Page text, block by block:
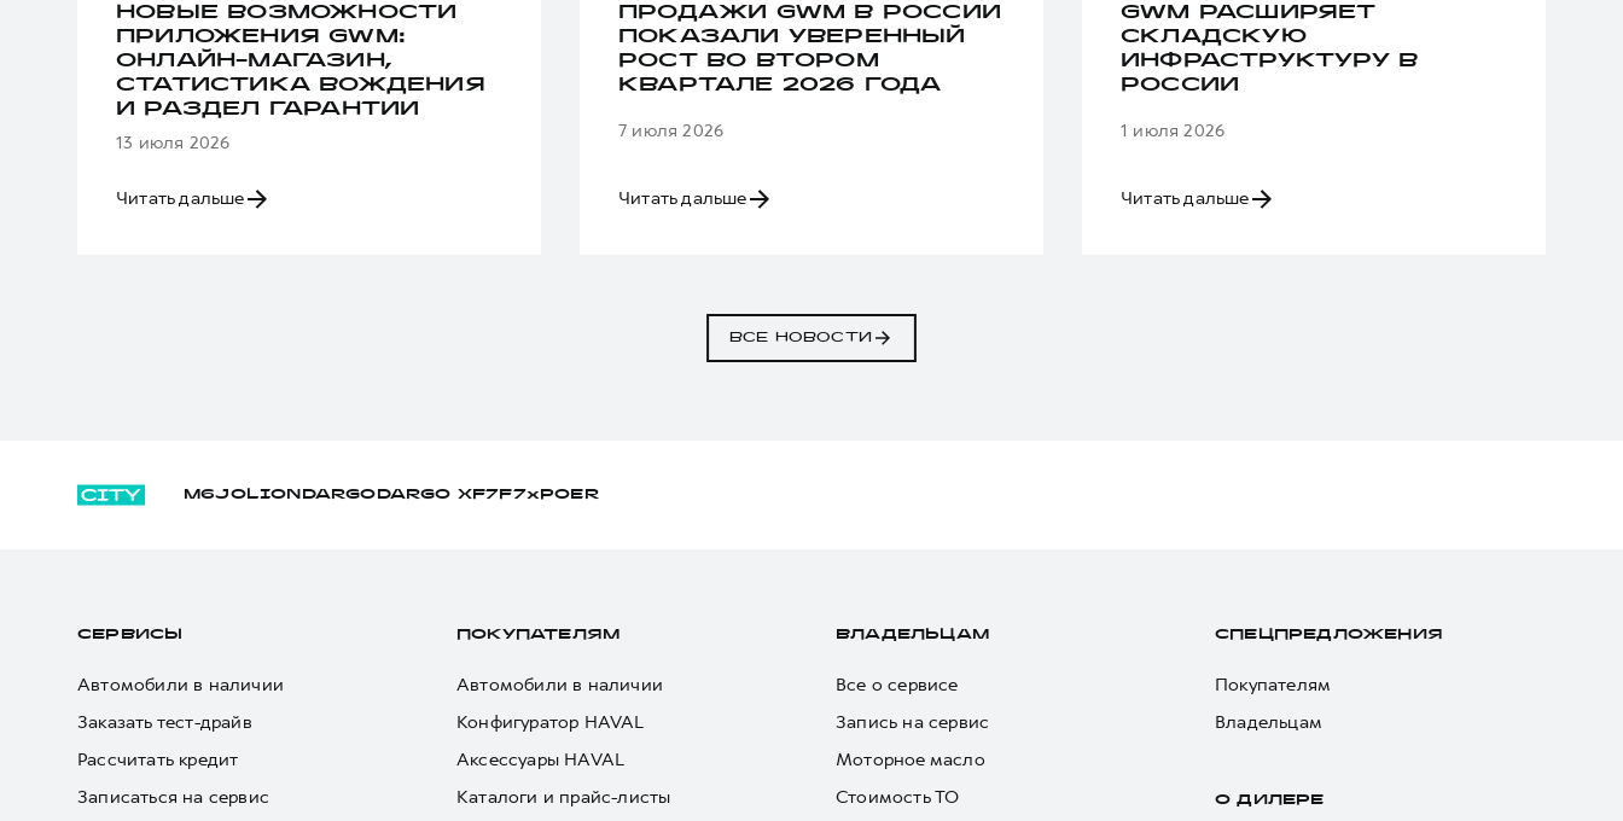
НОВЫЕ ВОЗМОЖНОСТИ
ПРИЛОЖЕНИЯ GWM:
ОНЛАЙН-МАГАЗИН,
СТАТИСТИКА ВОЖДЕНИЯ
И РАЗДЕЛ ГАРАНТИИ
13 июля 2026
Читать дальше
ПРОДАЖИ GWM В РОССИИ
ПОКАЗАЛИ УВЕРЕННЫЙ
РОСТ ВО ВТОРОМ
КВАРТАЛЕ 2026 ГОДА
7 июля 2026
Читать дальше
GWM РАСШИРЯЕТ
СКЛАДСКУЮ
ИНФРАСТРУКТУРУ В
РОССИИ
1 июля 2026
Читать дальше
ВСЕ НОВОСТИ
M6JOLION DARGO DARGO Х F7 F7x POER
СЕРВИСЫ
Автомобили в наличии
Заказать тест-драйв
Рассчитать кредит
Записаться на сервис
ПОКУПАТЕЛЯМ
Автомобили в наличии
Конфигуратор HAVAL
Аксессуары HAVAL
Каталоги и прайс-листы
ВЛАДЕЛЬЦАМ
Все о сервисе
Запись на сервис
Моторное масло
Стоимость ТО
СПЕЦПРЕДЛОЖЕНИЯ
Покупателям
Владельцам
О ДИЛЕРЕ